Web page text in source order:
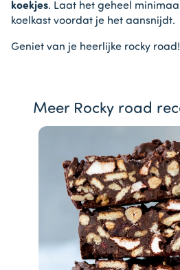
koekjes. Laat het geheel
koelkast voordat je het aansnijdt.
Geniet van je heerlijke rocky road!
Meer Rocky road